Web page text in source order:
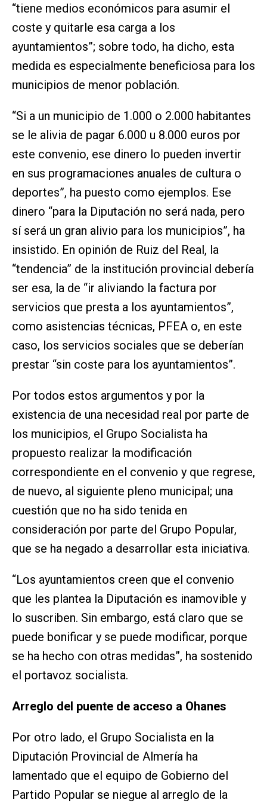
“tiene medios económicos para asumir el
coste y quitarle esa carga a los
ayuntamientos”; sobre todo, ha dicho, esta
medida es especialmente beneficiosa para los
municipios de menor población.
“Si a un municipio de 1.000 o 2.000 habitantes
se le alivia de pagar 6.000 u 8.000 euros por
este convenio, ese dinero lo pueden invertir
en sus programaciones anuales de cultura o
deportes”, ha puesto como ejemplos. Ese
dinero “para la Diputación no será nada, pero
sí será un gran alivio para los municipios”, ha
insistido. En opinión de Ruiz del Real, la
“tendencia” de la institución provincial debería
ser esa, la de “ir aliviando la factura por
servicios que presta a los ayuntamientos”,
como asistencias técnicas, PFEA o, en este
caso, los servicios sociales que se deberían
prestar “sin coste para los ayuntamientos”.
Por todos estos argumentos y por la
existencia de una necesidad real por parte de
los municipios, el Grupo Socialista ha
propuesto realizar la modificación
correspondiente en el convenio y que regrese,
de nuevo, al siguiente pleno municipal; una
cuestión que no ha sido tenida en
consideración por parte del Grupo Popular,
que se ha negado a desarrollar esta iniciativa.
“Los ayuntamientos creen que el convenio
que les plantea la Diputación es inamovible y
lo suscriben. Sin embargo, está claro que se
puede bonificar y se puede modificar, porque
se ha hecho con otras medidas”, ha sostenido
el portavoz socialista.
Arreglo del puente de acceso a Ohanes
Por otro lado, el Grupo Socialista en la
Diputación Provincial de Almería ha
lamentado que el equipo de Gobierno del
Partido Popular se niegue al arreglo de la